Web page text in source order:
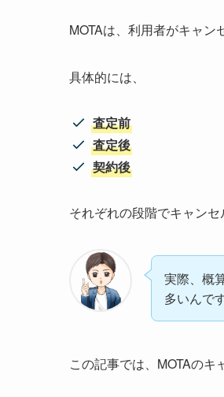
MOTAは、利用者がキャン
具体的には、
査定前
査定後
契約後
それぞれの段階でキャンセ
実際、概
多いんで
この記事では、MOTAのキ